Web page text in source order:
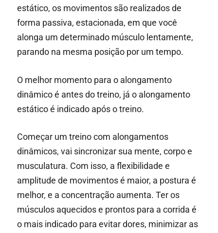
estático, os movimentos são realizados de
forma passiva, estacionada, em que você
alonga um determinado músculo lentamente,
parando na mesma posição por um tempo.
O melhor momento para o alongamento
dinâmico é antes do treino, já o alongamento
estático é indicado após o treino.
Começar um treino com alongamentos
dinâmicos, vai sincronizar sua mente, corpo e
musculatura. Com isso, a flexibilidade e
amplitude de movimentos é maior, a postura é
melhor, e a concentração aumenta. Ter os
músculos aquecidos e prontos para a corrida é
o mais indicado para evitar dores, minimizar as